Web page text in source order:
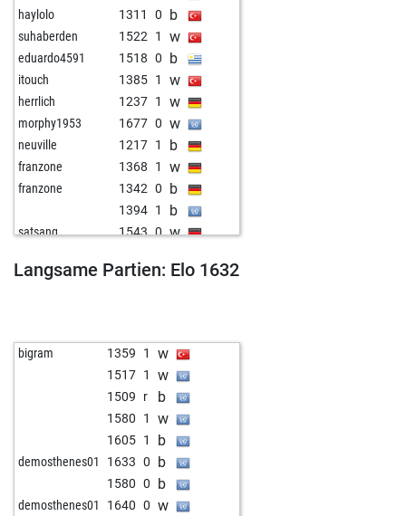
haylolo 1311 0 b
suhaberden 1522 1 w
eduardo4591 1518 0 b
itouch 1385 1 w
herrlich 1237 1 w
morphy1953 1677 0 w
neuville 1217 1 b
franzone 1368 1 w
franzone 1342 0 b
1394 1 b
satsang 1543 0 w
unalemre 1504 1 b
lamboo 1403 r w
schachagent 1649 0 w
1459 1 b
1496 1 b
1316 1 w
1323 1 b
sagens 1642 r b
1272 1 b
Langsame Partien: Elo 1632
bigram 1359 1 w
1517 1 w
1509 r b
1580 1 w
1605 1 b
demosthenes01 1633 0 b
1580 0 b
demosthenes01 1640 0 w